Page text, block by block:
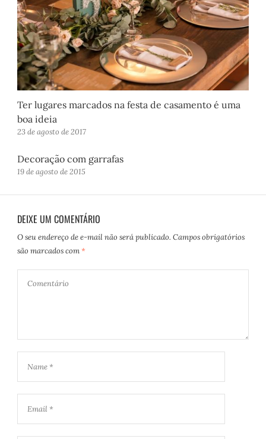
Ter lugares marcados na festa de casamento é uma
boa ideia
23 de agosto de 2017
Decoração com garrafas
19 de agosto de 2015
DEIXE UM COMENTÁRIO
O seu endereço de e-mail não será publicado. Campos obrigatórios
são marcados com *